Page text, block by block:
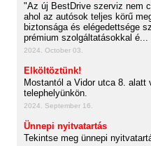
"Az új BestDrive szerviz nem
ahol az autósok teljes körű
biztonsága és elégedettsége
prémium szolgáltatásokkal é...
2024. October 03.
Elköltöztünk!
Mostantól a Vidor utca 8. alatt
telephelyünkön.
2024. September 16.
Ünnepi nyitvatartás
Tekintse meg ünnepi